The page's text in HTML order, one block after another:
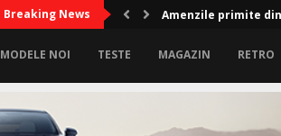
Breaking News Amenzile primite
MODELE NOI TESTE MAGAZIN RETRO